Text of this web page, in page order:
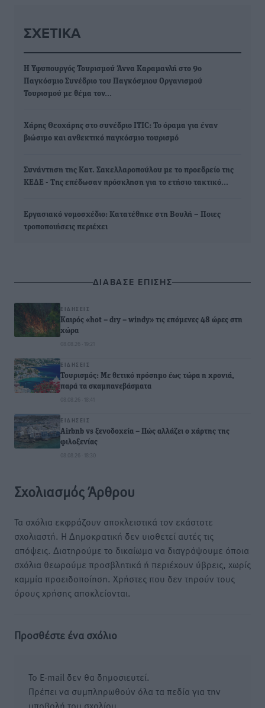
ΣΧΕΤΙΚΆ
Η Υφυπουργός Τουρισμού Άννα Καραμανλή στο 9ο
Παγκόσμιο Συνέδριο του Παγκόσμιου Οργανισμού
Τουρισμού με θέμα τον…
Χάρης Θεοχάρης στο συνέδριο ITIC: Το όραμα για έναν
βιώσιμο και ανθεκτικό παγκόσμιο τουρισμό
Συνάντηση της Κατ. Σακελλαροπούλου με το προεδρείο της
ΚΕΔΕ - Της επέδωσαν πρόσκληση για το ετήσιο τακτικό…
Εργασιακό νομοσχέδιο: Κατατέθηκε στη Βουλή – Ποιες
τροποποιήσεις περιέχει
ΔΙΑΒΑΣΕ ΕΠΙΣΗΣ
ΕΙΔΉΣΕΙΣ
Καιρός «hot – dry – windy» τις επόμενες 48 ώρες στη
χώρα
08.08.26 · 19:21
ΕΙΔΉΣΕΙΣ
Τουρισμός: Με θετικό πρόσημο έως τώρα η χρονιά,
παρά τα σκαμπανεβάσματα
08.08.26 · 18:41
ΕΙΔΉΣΕΙΣ
Airbnb vs ξενοδοχεία – Πώς αλλάζει ο χάρτης της
φιλοξενίας
08.08.26 · 18:30
Σχολιασμός Άρθρου
Τα σχόλια εκφράζουν αποκλειστικά τον εκάστοτε
σχολιαστή. Η Δημοκρατική δεν υιοθετεί αυτές τις
απόψεις. Διατηρούμε το δικαίωμα να διαγράψουμε όποια
σχόλια θεωρούμε προσβλητικά ή περιέχουν ύβρεις, χωρίς
καμμία προειδοποίηση. Χρήστες που δεν τηρούν τους
όρους χρήσης αποκλείονται.
Προσθέστε ένα σχόλιο
Το E-mail δεν θα δημοσιευτεί.
Πρέπει να συμπληρωθούν όλα τα πεδία για την
υποβολή του σχολίου.